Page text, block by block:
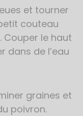
et tourner
couteau
Couper le haut
dans de l’eau
graines et
poivron.